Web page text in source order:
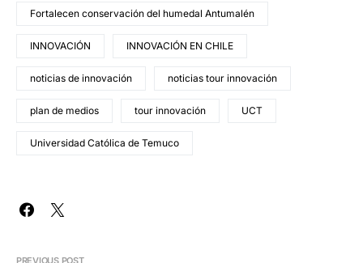
Fortalecen conservación del humedal Antumalén
INNOVACIÓN INNOVACIÓN EN CHILE
noticias de innovación noticias tour innovación
plan de medios tour innovación UCT
Universidad Católica de Temuco